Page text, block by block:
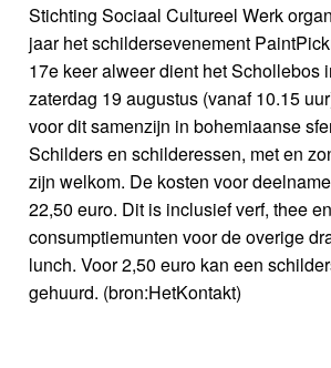
Stichting Sociaal Cultureel Werk
jaar het schildersevenement
17e keer alweer dient het Schollebos
zaterdag 19 augustus (vanaf 10.15
voor dit samenzijn in bohemiaanse
Schilders en schilderessen, met en
zijn welkom. De kosten voor
22,50 euro. Dit is inclusief verf, thee
consumptiemunten voor de overige
lunch. Voor 2,50 euro kan een
gehuurd. (bron:HetKontakt)